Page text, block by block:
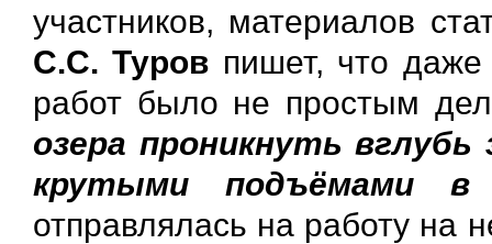
участников, материалов
С.С. Туров пишет, что даже
работ было не простым
озера проникнуть вглубь
крутыми подъёмами в
отправлялась на работу на